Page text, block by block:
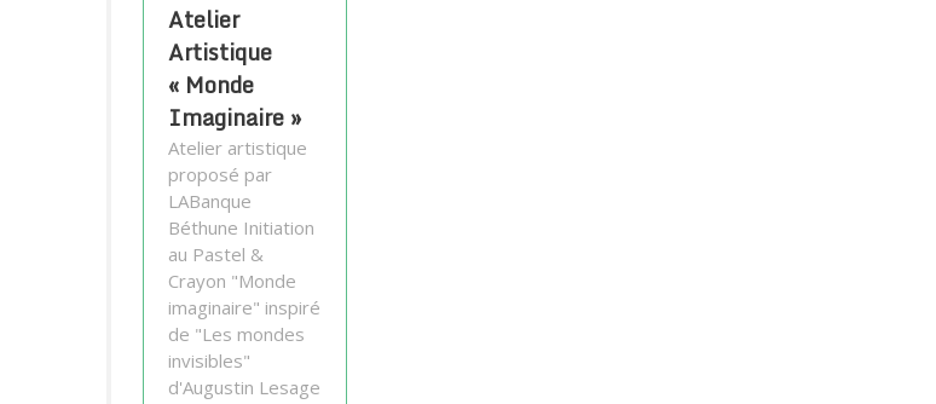
Atelier
Artistique
« Monde
Imaginaire »
Atelier artistique
proposé par
LABanque
Béthune Initiation
au Pastel &
Crayon "Monde
imaginaire" inspiré
de "Les mondes
invisibles"
d'Augustin Lesage